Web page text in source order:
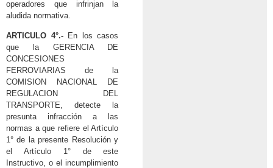
operadores que infrinjan la
aludida normativa.
ARTICULO 4°.-En los casos
que la GERENCIA DE
CONCESIONES
FERROVIARIAS de la
COMISION NACIONAL DE
REGULACION DEL
TRANSPORTE, detecte la
presunta infracción a las
normas a que refiere el Artículo
1° de la presente Resolución y
el Artículo 1° de este
Instructivo, o el incumplimiento